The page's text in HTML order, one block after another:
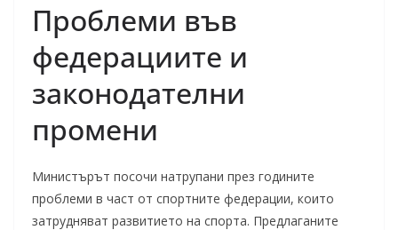
Проблеми във
федерациите и
законодателни
промени
Министърът посочи натрупани през годините
проблеми в част от спортните федерации, които
затрудняват развитието на спорта. Предлаганите